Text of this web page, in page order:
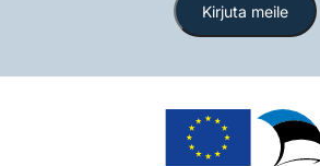
Kirjuta meile